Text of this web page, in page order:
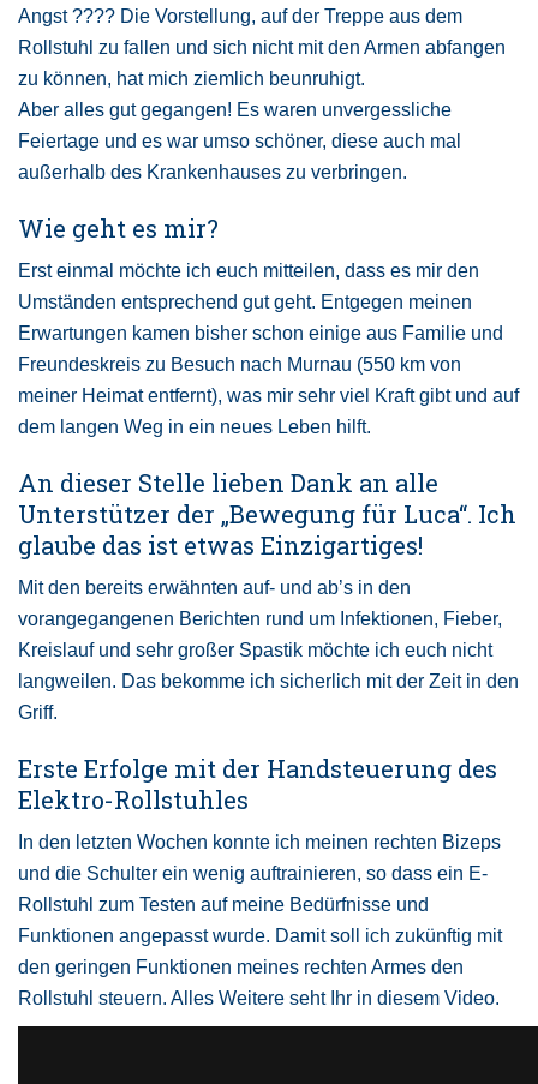
Angst ???? Die Vorstellung, auf der Treppe aus dem
Rollstuhl zu fallen und sich nicht mit den Armen abfangen
zu können, hat mich ziemlich beunruhigt.
Aber alles gut gegangen! Es waren unvergessliche
Feiertage und es war umso schöner, diese auch mal
außerhalb des Krankenhauses zu verbringen.
Wie geht es mir?
Erst einmal möchte ich euch mitteilen, dass es mir den
Umständen entsprechend gut geht. Entgegen meinen
Erwartungen kamen bisher schon einige aus Familie und
Freundeskreis zu Besuch nach Murnau (550 km von
meiner Heimat entfernt), was mir sehr viel Kraft gibt und auf
dem langen Weg in ein neues Leben hilft.
An dieser Stelle lieben Dank an alle
Unterstützer der „Bewegung für Luca“. Ich
glaube das ist etwas Einzigartiges!
Mit den bereits erwähnten auf- und ab’s in den
vorangegangenen Berichten rund um Infektionen, Fieber,
Kreislauf und sehr großer Spastik möchte ich euch nicht
langweilen. Das bekomme ich sicherlich mit der Zeit in den
Griff.
Erste Erfolge mit der Handsteuerung des
Elektro-Rollstuhles
In den letzten Wochen konnte ich meinen rechten Bizeps
und die Schulter ein wenig auftrainieren, so dass ein E-
Rollstuhl zum Testen auf meine Bedürfnisse und
Funktionen angepasst wurde. Damit soll ich zukünftig mit
den geringen Funktionen meines rechten Armes den
Rollstuhl steuern. Alles Weitere seht Ihr in diesem Video.